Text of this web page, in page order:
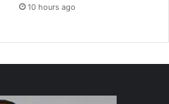
10 hours ago